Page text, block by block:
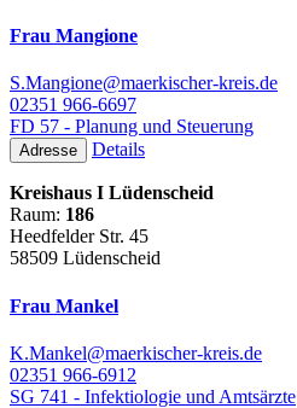
Frau Mangione
S.Mangione@maerkischer-kreis.de
02351 966-6697
FD 57 - Planung und Steuerung
Adresse Details
Kreishaus I Lüdenscheid
Raum: 186
Heedfelder Str. 45
58509 Lüdenscheid
Frau Mankel
K.Mankel@maerkischer-kreis.de
02351 966-6912
SG 741 - Infektiologie und Amtsärzte